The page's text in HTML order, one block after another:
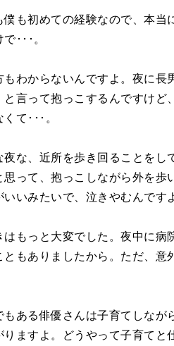
も初めての経験なので、本当
･･･。
わからないんですよ。夜に長
言って抱っこするんですけど
て･･･。
な、近所を歩き回ることを
って、抱っこしながら外を歩
いみたいで、泣きやむんですよ
もっと大変でした。夜中に病
もありましたから。ただ、
ある俳優さんは子育てしな
ますよ。どうやって子育てと